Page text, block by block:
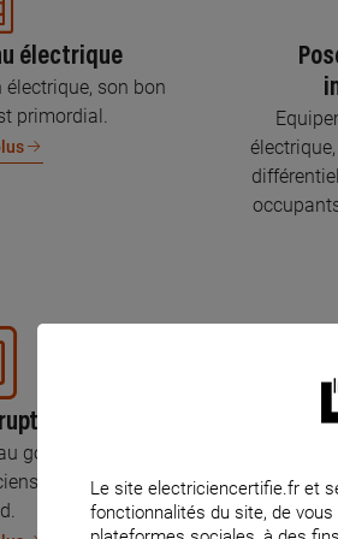
électrique
son bon
primordial.
goût du jour, c’est
Certifiés par
Parce que
Le site electriciencertifie.fr et
fonctionnalités du site, de